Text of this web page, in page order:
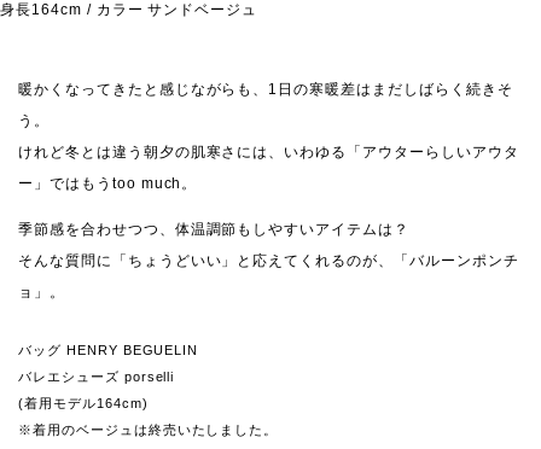
身長164cm / カラー サンドベージュ
暖かくなってきたと感じながらも、1日の寒暖差はまだしばらく続きそ
う。
けれど冬とは違う朝夕の肌寒さには、いわゆる「アウターらしいアウタ
ー」ではもうtoo much。
季節感を合わせつつ、体温調節もしやすいアイテムは？
そんな質問に「ちょうどいい」と応えてくれるのが、「バルーンポンチ
ョ」。
バッグ HENRY BEGUELIN
バレエシューズ porselli
(着用モデル164cm)
※着用のベージュは終売いたしました。